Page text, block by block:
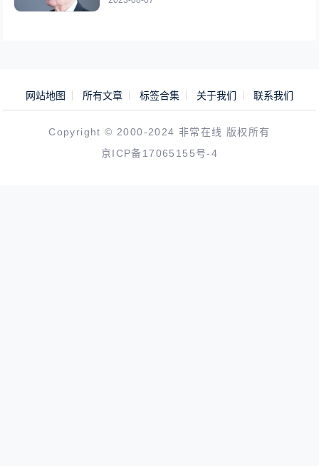
网站地图 所有文章 标签合集 关于我们 联系我们
Copyright © 2000-2024 非常在线 版权所有
京ICP备17065155号-4